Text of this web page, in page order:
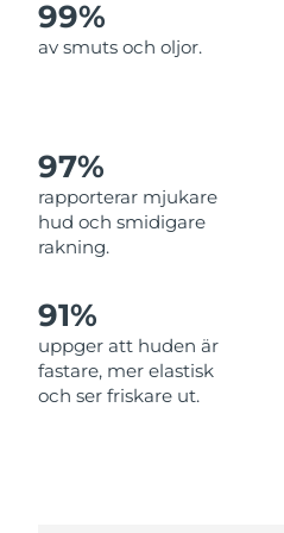
99%
av smuts och oljor.
97%
rapporterar mjukare
hud och smidigare
rakning.
91%
uppger att huden är
fastare, mer elastisk
och ser friskare ut.
Filippinerna
Puerto Rico
Qatar
Réunion
Rumänien